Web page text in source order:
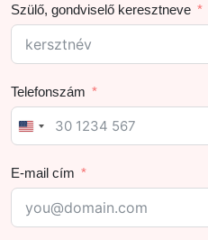
Szülő, gondviselő keresztneve
Telefonszám
U
n
i
t
e
d
E-mail cím